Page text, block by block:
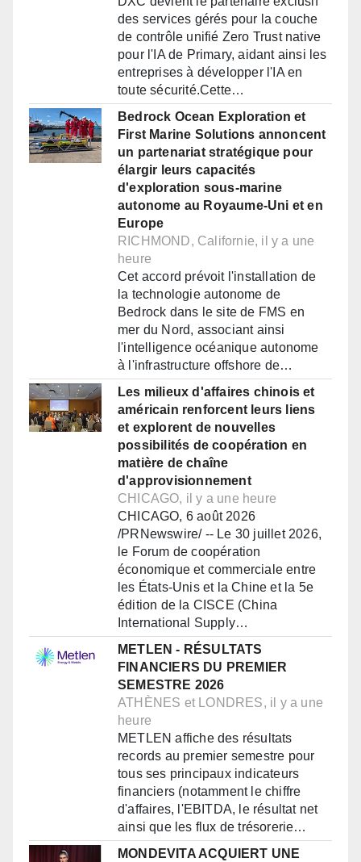
des services gérés pour la couche
de contrôle unifié Zero Trust native
pour l'IA de Primary, aidant ainsi les
entreprises à développer l'IA en
toute sécurité.Cette…
Bedrock Ocean Exploration et
First Marine Solutions annoncent
un partenariat stratégique pour
élargir leurs capacités
d'exploration sous-marine
autonome au Royaume-Uni et en
Europe
RICHMOND, Californie, il y a une
heure
Cet accord prévoit l'installation de
la technologie autonome de
Bedrock dans le site de FMS en
mer du Nord, associant ainsi
l'intelligence océanique autonome
à l'infrastructure offshore de…
Les milieux d'affaires chinois et
américain renforcent leurs liens
et explorent de nouvelles
possibilités de coopération en
matière de chaîne
d'approvisionnement
CHICAGO, il y a une heure
CHICAGO, 6 août 2026
/PRNewswire/ -- Le 30 juillet 2026,
le Forum de coopération
économique et commerciale entre
les États-Unis et la Chine et la 5e
édition de la CISCE (China
International Supply…
METLEN - RÉSULTATS
FINANCIERS DU PREMIER
SEMESTRE 2026
ATHÈNES et LONDRES, il y a une
heure
METLEN affiche des résultats
records au premier semestre pour
tous ses principaux indicateurs
financiers (notamment le chiffre
d'affaires, l'EBITDA, le résultat net
ainsi que les flux de trésorerie…
MONDEVITA ACQUIERT UNE